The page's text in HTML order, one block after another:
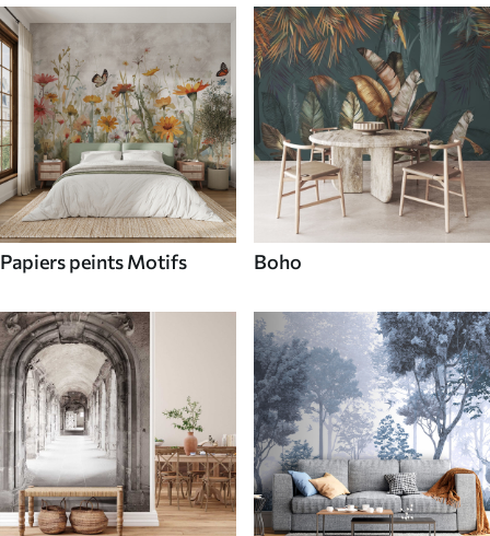
Papiers peints Motifs Boho